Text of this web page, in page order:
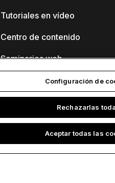
Tutoriales en vídeo
Centro de contenido
Seminarios web
Configuración de
Rechazarlas
Aceptar todas las